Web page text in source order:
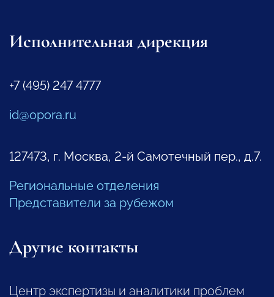
Исполнительная дирекция
+7 (495) 247 4777
id@opora.ru
127473, г. Москва, 2-й Самотечный пер., д.7.
Региональные отделения
Представители за рубежом
Другие контакты
Центр экспертизы и аналитики проблем